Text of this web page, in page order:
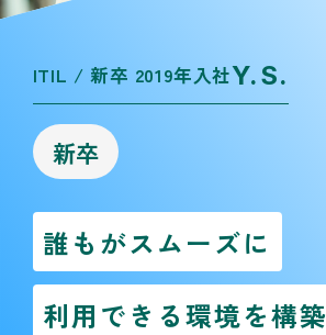
ITIL / 新卒 2019年入社Y.S.
新卒
誰もがスムーズに
利用できる環境を構築